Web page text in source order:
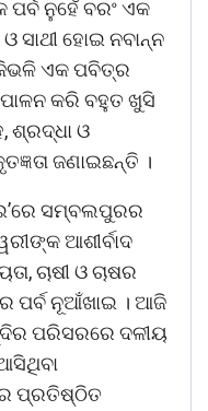
ନୁହେଁ ବରଂ ଏକ
ସାଥୀ ହୋଇ ନବାନ୍ନ
ଏକ ପବିତ୍ର
କରି ବହୁତ ଖୁସି
ଶ୍ରଦ୍ଧା ଓ
ଜଣାଇଛନ୍ତି ।
ସମ୍ବଲପୁରର
ଆଶୀର୍ବାଦ
ଚାଷୀ ଓ ଚାଷର
ପର୍ବ ନୂଆଁଖାଇ । ଆଜି
ପରିସରରେ ଦଳୀୟ
ପ୍ରତିଷ୍ଠିତ